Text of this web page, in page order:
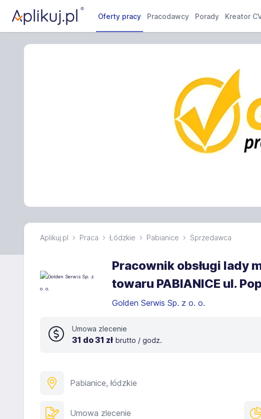
Oferty pracy Pracodawcy Porady Kreator
Aplikuj.pl Praca Łódzkie Pabianice Sprzedawca
Pracownik obsługi lady
towaru PABIANICE ul.
Golden Serwis Sp. z o. o.
Umowa zlecenie
31 do 31 zł brutto / godz.
Pabianice, łódzkie
Umowa zlecenie